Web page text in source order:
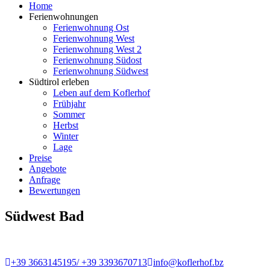
Home
Ferienwohnungen
Ferienwohnung Ost
Ferienwohnung West
Ferienwohnung West 2
Ferienwohnung Südost
Ferienwohnung Südwest
Südtirol erleben
Leben auf dem Koflerhof
Frühjahr
Sommer
Herbst
Winter
Lage
Preise
Angebote
Anfrage
Bewertungen
Südwest Bad
+39 3663145195/ +39 3393670713 info@koflerhof.bz